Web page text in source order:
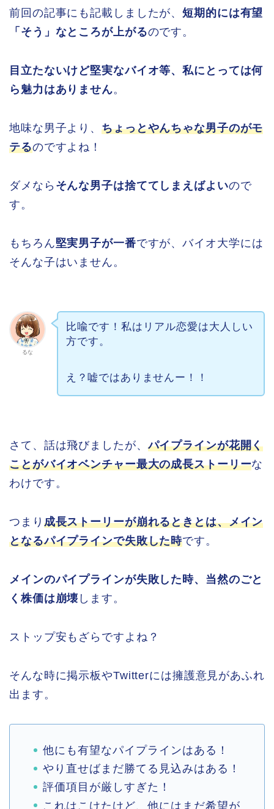
前回の記事にも記載しましたが、短期的には有望
「そう」なところが上がるのです。
目立たないけど堅実なバイオ等、私にとっては何
ら魅力はありません。
地味な男子より、ちょっとやんちゃな男子のがモ
テるのですよね！
ダメなら そんな男子は捨ててしまえばよいので
す。
もちろん堅実男子が一番ですが、バイオ大学には
そんな子はいません。
るな
比喩です！私はリアル恋愛は大人しい
方です。
え？嘘ではありませんー！！
さて、話は飛びましたが、パイプラインが花開く
ことがバイオベンチャー最大の成長ストーリーな
わけです。
つまり 成長ストーリーが崩れるときとは、メイン
となるパイプラインで失敗した時です。
メインのパイプラインが失敗した時、当然のごと
く株価は崩壊 します。
ストップ安もざらですよね？
そんな時に掲示板やTwitterには擁護意見があふれ
出ます。
他にも有望なパイプラインはある！
やり直せばまだ勝てる見込みはある！
評価項目が厳しすぎた！
これはこけたけど、他にはまだ希望が